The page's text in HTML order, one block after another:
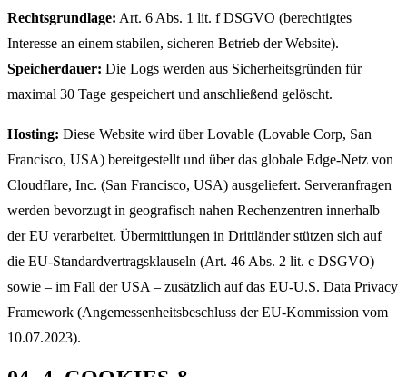
Rechtsgrundlage: Art. 6 Abs. 1 lit. f DSGVO (berechtigtes
Interesse an einem stabilen, sicheren Betrieb der Website).
Speicherdauer: Die Logs werden aus Sicherheitsgründen für
maximal 30 Tage gespeichert und anschließend gelöscht.
Hosting: Diese Website wird über Lovable (Lovable Corp, San
Francisco, USA) bereitgestellt und über das globale Edge-Netz von
Cloudflare, Inc. (San Francisco, USA) ausgeliefert. Serveranfragen
werden bevorzugt in geografisch nahen Rechenzentren innerhalb
der EU verarbeitet. Übermittlungen in Drittländer stützen sich auf
die EU-Standardvertragsklauseln (Art. 46 Abs. 2 lit. c DSGVO)
sowie – im Fall der USA – zusätzlich auf das EU-U.S. Data Privacy
Framework (Angemessenheitsbeschluss der EU-Kommission vom
10.07.2023).